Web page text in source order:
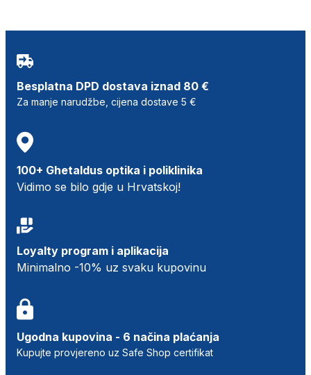
Besplatna DPD dostava iznad 80 €
Za manje narudžbe, cijena dostave 5 €
100+ Ghetaldus optika i poliklinika
Vidimo se bilo gdje u Hrvatskoj!
Loyalty program i aplikacija
Minimalno -10% uz svaku kupovinu
Ugodna kupovina - 6 načina plaćanja
Kupujte provjereno uz Safe Shop certifikat